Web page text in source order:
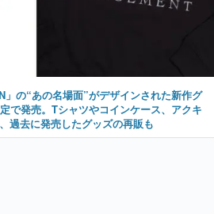
」の“あの名場面”がデザインされた新作グ
で発売。Tシャツやコインケース、アクキ
過去に発売したグッズの再販も